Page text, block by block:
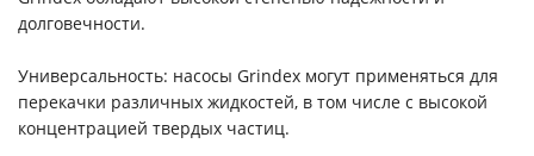
долговечности.
Универсальность: насосы Grindex могут применяться для
перекачки различных жидкостей, в том числе с высокой
концентрацией твердых частиц.